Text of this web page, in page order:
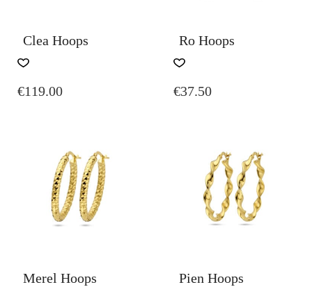
Clea Hoops
€119.00
Ro Hoops
€37.50
Merel Hoops Pien Hoops